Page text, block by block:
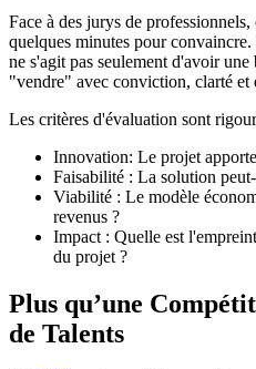
Face à des jurys de
quelques minutes pour
ne s'agit pas seulement d'avoir
"vendre" avec conviction, clarté et
Les critères d'évaluation sont
Innovation: Le projet
Faisabilité : La solution
Viabilité : Le modèle
revenus ?
Impact : Quelle est
du projet ?
Plus qu’une
de Talents